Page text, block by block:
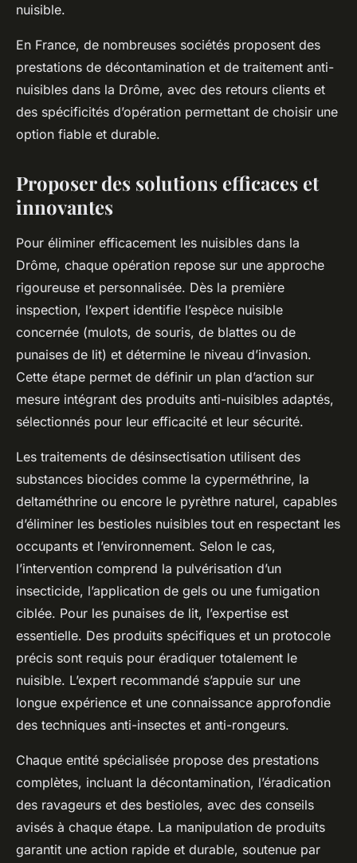
nuisible.
En France, de nombreuses sociétés proposent des
prestations de décontamination et de traitement anti-
nuisibles dans la Drôme, avec des retours clients et
des spécificités d’opération permettant de choisir une
option fiable et durable.
Proposer des solutions efficaces et
innovantes
Pour éliminer efficacement les nuisibles dans la
Drôme, chaque opération repose sur une approche
rigoureuse et personnalisée. Dès la première
inspection, l’expert identifie l’espèce nuisible
concernée (mulots, de souris, de blattes ou de
punaises de lit) et détermine le niveau d’invasion.
Cette étape permet de définir un plan d’action sur
mesure intégrant des produits anti-nuisibles adaptés,
sélectionnés pour leur efficacité et leur sécurité.
Les traitements de désinsectisation utilisent des
substances biocides comme la cyperméthrine, la
deltaméthrine ou encore le pyrèthre naturel, capables
d’éliminer les bestioles nuisibles tout en respectant les
occupants et l’environnement. Selon le cas,
l’intervention comprend la pulvérisation d’un
insecticide, l’application de gels ou une fumigation
ciblée. Pour les punaises de lit, l’expertise est
essentielle. Des produits spécifiques et un protocole
précis sont requis pour éradiquer totalement le
nuisible. L’expert recommandé s’appuie sur une
longue expérience et une connaissance approfondie
des techniques anti-insectes et anti-rongeurs.
Chaque entité spécialisée propose des prestations
complètes, incluant la décontamination, l’éradication
des ravageurs et des bestioles, avec des conseils
avisés à chaque étape. La manipulation de produits
garantit une action rapide et durable, soutenue par